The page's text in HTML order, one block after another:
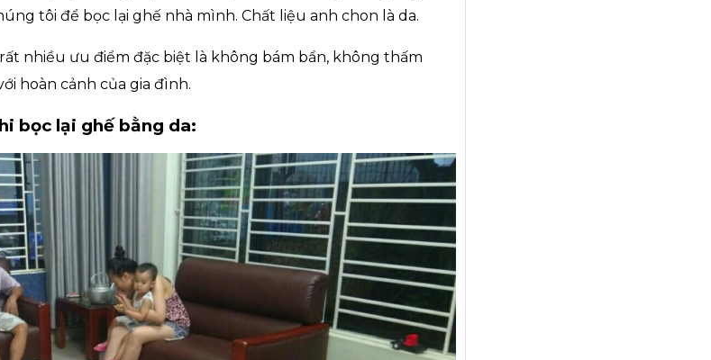
tôi để bọc lại ghế nhà mình. Chất liệu anh chon là da.
nhiều ưu điểm đặc biệt là không bám bẩn, không thấm
hoàn cảnh của gia đình.
bọc lại ghế bằng da: